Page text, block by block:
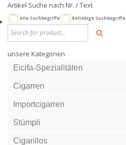
Artikel Suche nach Nr. / Text
Alle Suchbegriffe Beliebige Suchbegriffe
unsere Kategorien
Eicifa-Spezialitäten
Cigarren
Importcigarren
Stümpli
Cigarillos